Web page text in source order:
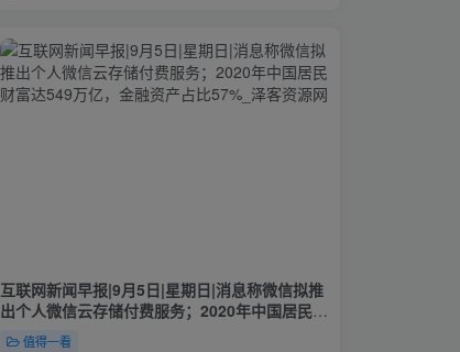
互联网新闻早报|9月5日|星期日|消息称微信拟推
出个人微信云存储付费服务；2020年中国居民财
富达549万亿，金融资产占比57%
值得一看